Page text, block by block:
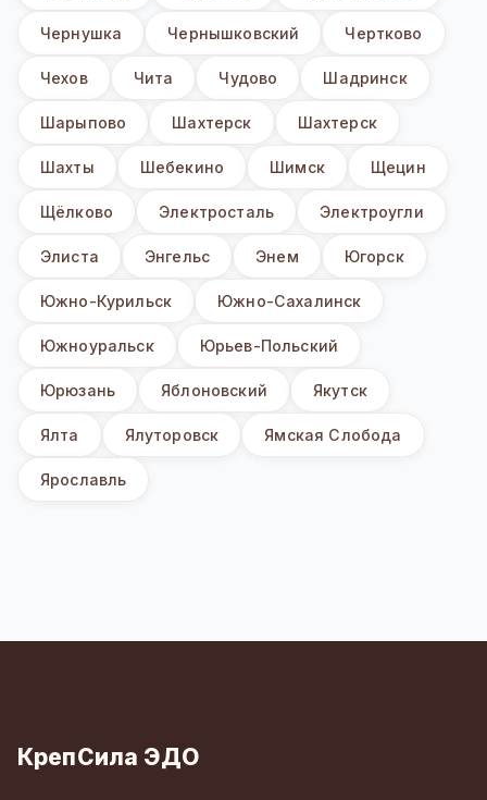
Чернушка Чернышковский Чертково
Чехов Чита Чудово Шадринск
Шарыпово Шахтерск Шахтерск
Шахты Шебекино Шимск Щецин
Щёлково Электросталь Электроугли
Элиста Энгельс Энем Югорск
Южно-Курильск Южно-Сахалинск
Южноуральск Юрьев-Польский
Юрюзань Яблоновский Якутск
Ялта Ялуторовск Ямская Слобода
Ярославль
КрепСила ЭДО